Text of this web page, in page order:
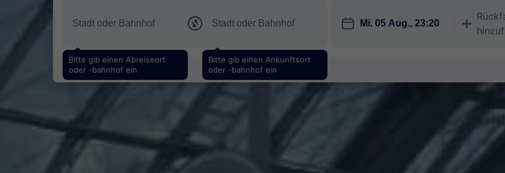
Bitte gib einen Abreiseort
oder -bahnhof ein
Bitte gib einen Ankunftsort
oder -bahnhof ein
󱎗 󱅇